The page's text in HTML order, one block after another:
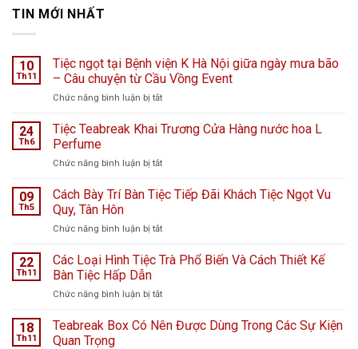
TIN MỚI NHẤT
10
Th11
Tiệc ngọt tại Bệnh viện K Hà Nội giữa ngày mưa bão
– Câu chuyện từ Cầu Vồng Event
Chức năng bình luận bị tắtở
ngọt
viện
Hà
ngày
bão
chuyện
Cầu
24
Th6
Tiệc Teabreak Khai Trương Cửa Hàng nước hoa L
Perfume
Chức năng bình luận bị tắtở
Teabreak
Khai
Cửa
nước
Perfume
09
Th5
Cách Bày Trí Bàn Tiệc Tiếp Đãi Khách Tiệc Ngọt Vu
Quy, Tân Hôn
Chức năng bình luận bị tắtở
Bày
Tiệc
Đãi
22
Th11
Các Loại Hình Tiệc Trà Phổ Biến Và Cách Thiết Kế
Bàn Tiệc Hấp Dẫn
Chức năng bình luận bị tắtở
Loại
18
Th11
Teabreak Box Có Nên Được Dùng Trong Các Sự Kiện
Quan Trọng